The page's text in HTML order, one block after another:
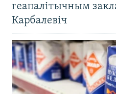
геапалітычным
Карбалевіч